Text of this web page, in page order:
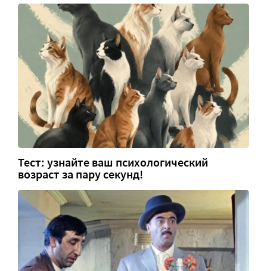
Тест: узнайте ваш психологический
возраст за пару секунд!